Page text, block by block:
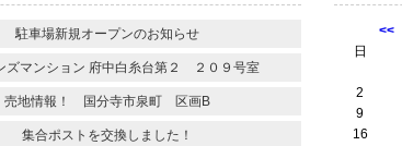
駐車場新規オープンのお知らせ
ズマンション 府中白糸台第２ ２０９号室
売地情報！ 国分寺市泉町 区画B
集合ポストを交換しました！
<<
日
2
9
16